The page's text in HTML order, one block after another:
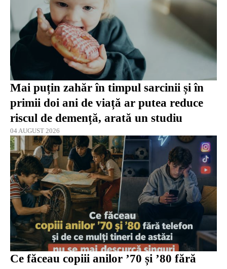
Mai puțin zahăr în timpul sarcinii și în
primii doi ani de viață ar putea reduce
riscul de demență, arată un studiu
04 AUGUST 2026
Ce făceau copiii anilor ’70 și ’80 fără